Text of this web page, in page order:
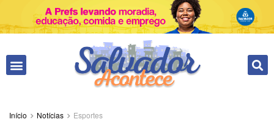
Início Notícias Esportes